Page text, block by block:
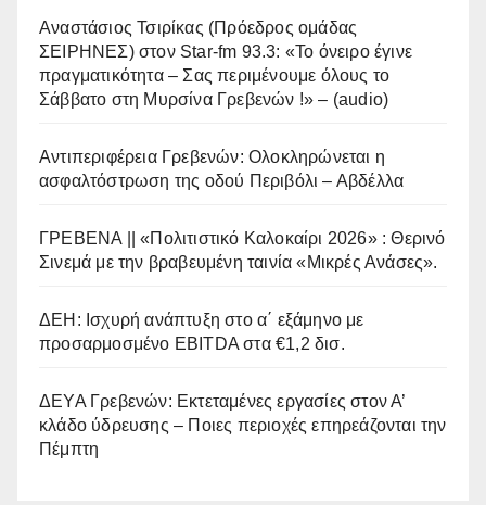
Αναστάσιος Τσιρίκας (Πρόεδρος ομάδας
ΣΕΙΡΗΝΕΣ) στον Star-fm 93.3: «Το όνειρο έγινε
πραγματικότητα – Σας περιμένουμε όλους το
Σάββατο στη Μυρσίνα Γρεβενών !» – (audio)
Αντιπεριφέρεια Γρεβενών: Ολοκληρώνεται η
ασφαλτόστρωση της οδού Περιβόλι – Αβδέλλα
ΓΡΕΒΕΝΑ || «Πολιτιστικό Καλοκαίρι 2026» : Θερινό
Σινεμά με την βραβευμένη ταινία «Μικρές Ανάσες».
ΔΕΗ: Ισχυρή ανάπτυξη στο α΄ εξάμηνο με
προσαρμοσμένο EBITDA στα €1,2 δισ.
ΔΕΥΑ Γρεβενών: Εκτεταμένες εργασίες στον Α’
κλάδο ύδρευσης – Ποιες περιοχές επηρεάζονται την
Πέμπτη